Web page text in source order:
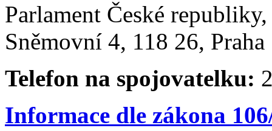
Parlament České
Sněmovní 4, 118 26,
Telefon na spojovatelku:
Informace dle zákona